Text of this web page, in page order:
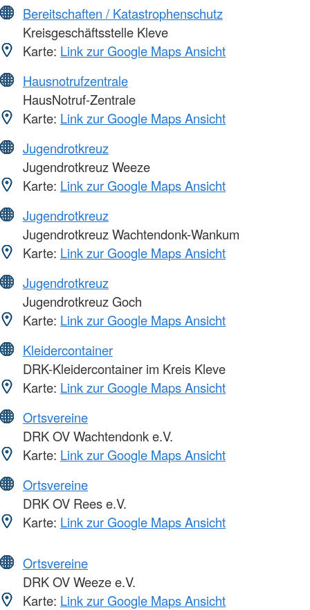
Bereitschaften / Katastrophenschutz
Kreisgeschäftsstelle Kleve
Karte: Link zur Google Maps Ansicht
Hausnotrufzentrale
HausNotruf-Zentrale
Karte: Link zur Google Maps Ansicht
Jugendrotkreuz
Jugendrotkreuz Weeze
Karte: Link zur Google Maps Ansicht
Jugendrotkreuz
Jugendrotkreuz Wachtendonk-Wankum
Karte: Link zur Google Maps Ansicht
Jugendrotkreuz
Jugendrotkreuz Goch
Karte: Link zur Google Maps Ansicht
Kleidercontainer
DRK-Kleidercontainer im Kreis Kleve
Karte: Link zur Google Maps Ansicht
Ortsvereine
DRK OV Wachtendonk e.V.
Karte: Link zur Google Maps Ansicht
Ortsvereine
DRK OV Rees e.V.
Karte: Link zur Google Maps Ansicht
Ortsvereine
DRK OV Weeze e.V.
Karte: Link zur Google Maps Ansicht